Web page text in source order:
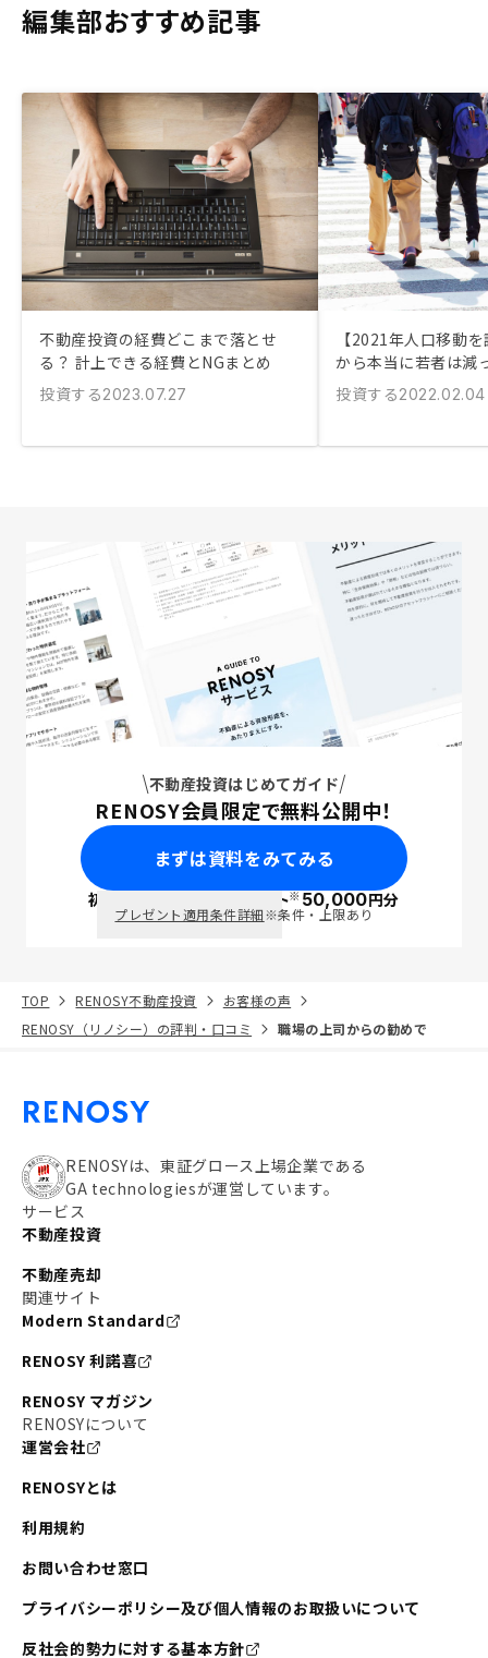
編集部おすすめ記事
不動産投資の経費どこまで落とせ
る？ 計上できる経費とNGまとめ
投資する2023.07.27
【2021年人口移動
から本当に若者は減
投資する2022.02.04
不動産投資はじめてガイド
RENOSY会員限定で無料公開中！
まずは資料をみてみる
初回面談で ポイント※50,000円分
プレゼント適用条件詳細※条件・上限あり
TOP RENOSY不動産投資
お客様の声
RENOSY（リノシー）の評判・口コミ
職場の上司からの勧めで
RENOSYは、東証グロース上場企業である
GA technologiesが運営しています。
サービス
不動産投資
不動産売却
関連サイト
Modern Standard
RENOSY 利諾喜
RENOSY マガジン
RENOSYについて
運営会社
RENOSYとは
利用規約
お問い合わせ窓口
プライバシーポリシー及び個人情報のお取扱いについて
反社会的勢力に対する基本方針